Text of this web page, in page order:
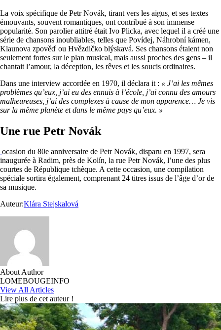
La voix spécifique de Petr Novák, tirant vers les aigus, et ses textes
émouvants, souvent romantiques, ont contribué à son immense
popularité. Son parolier attitré était Ivo Plicka, avec lequel il a créé une
série de chansons inoubliables, telles que Povídej, Náhrobní kámen,
Klaunova zpověď ou Hvězdičko blýskavá. Ses chansons étaient non
seulement fortes sur le plan musical, mais aussi proches des gens – il
chantait l’amour, la déception, les rêves et les soucis ordinaires.
Dans une interview accordée en 1970, il déclara it : « J’ai les mêmes
problèmes qu’eux, j’ai eu des ennuis à l’école, j’ai connu des amours
malheureuses, j’ai des complexes à cause de mon apparence… Je vis
sur la même planète et dans le même pays qu’eux. »
Une rue Petr Novák
ocasion du 80e anniversaire de Petr Novák, disparu en 1997, sera
inaugurée à Radim, près de Kolín, la rue Petr Novák, l’une des plus
courtes de République tchèque. A cette occasion, une compilation
spéciale sortira également, comprenant 24 titres issus de l’âge d’or de
sa musique.
Auteur:Klára Stejskalová
About Author
LOMEBOUGEINFO
View All Articles
Lire plus de cet auteur !